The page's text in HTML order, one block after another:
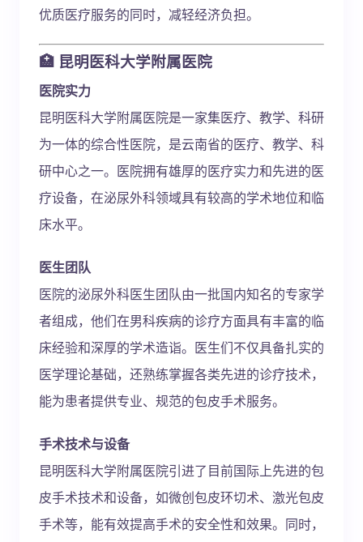
优质医疗服务的同时，减轻经济负担。
🏥 昆明医科大学附属医院
医院实力
昆明医科大学附属医院是一家集医疗、教学、科研
为一体的综合性医院，是云南省的医疗、教学、科
研中心之一。医院拥有雄厚的医疗实力和先进的医
疗设备，在泌尿外科领域具有较高的学术地位和临
床水平。
医生团队
医院的泌尿外科医生团队由一批国内知名的专家学
者组成，他们在男科疾病的诊疗方面具有丰富的临
床经验和深厚的学术造诣。医生们不仅具备扎实的
医学理论基础，还熟练掌握各类先进的诊疗技术，
能为患者提供专业、规范的包皮手术服务。
手术技术与设备
昆明医科大学附属医院引进了目前国际上先进的包
皮手术技术和设备，如微创包皮环切术、激光包皮
手术等，能有效提高手术的安全性和效果。同时，